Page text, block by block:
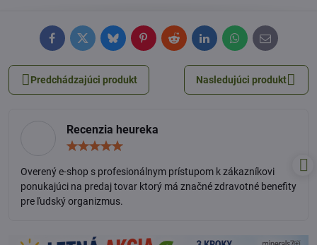
FacebookTwitterBlueskyPinterestRedditLinkedInWhatsApp
E-
mail
Predchádzajúci produkt Nasledujúci produkt
Recenzia heureka
5
Overený e-shop s profesionálnym prístupom k zákazníkovi
ponukajúci na predaj tovar ktorý má značné zdravotné benefity
pre ľudský organizmus.